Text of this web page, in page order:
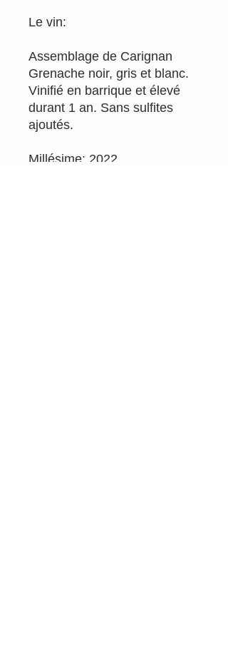
Le vin:
Assemblage de Carignan
Grenache noir, gris et blanc.
Vinifié en barrique et élevé
durant 1 an. Sans sulfites
ajoutés.
Millésime: 2022